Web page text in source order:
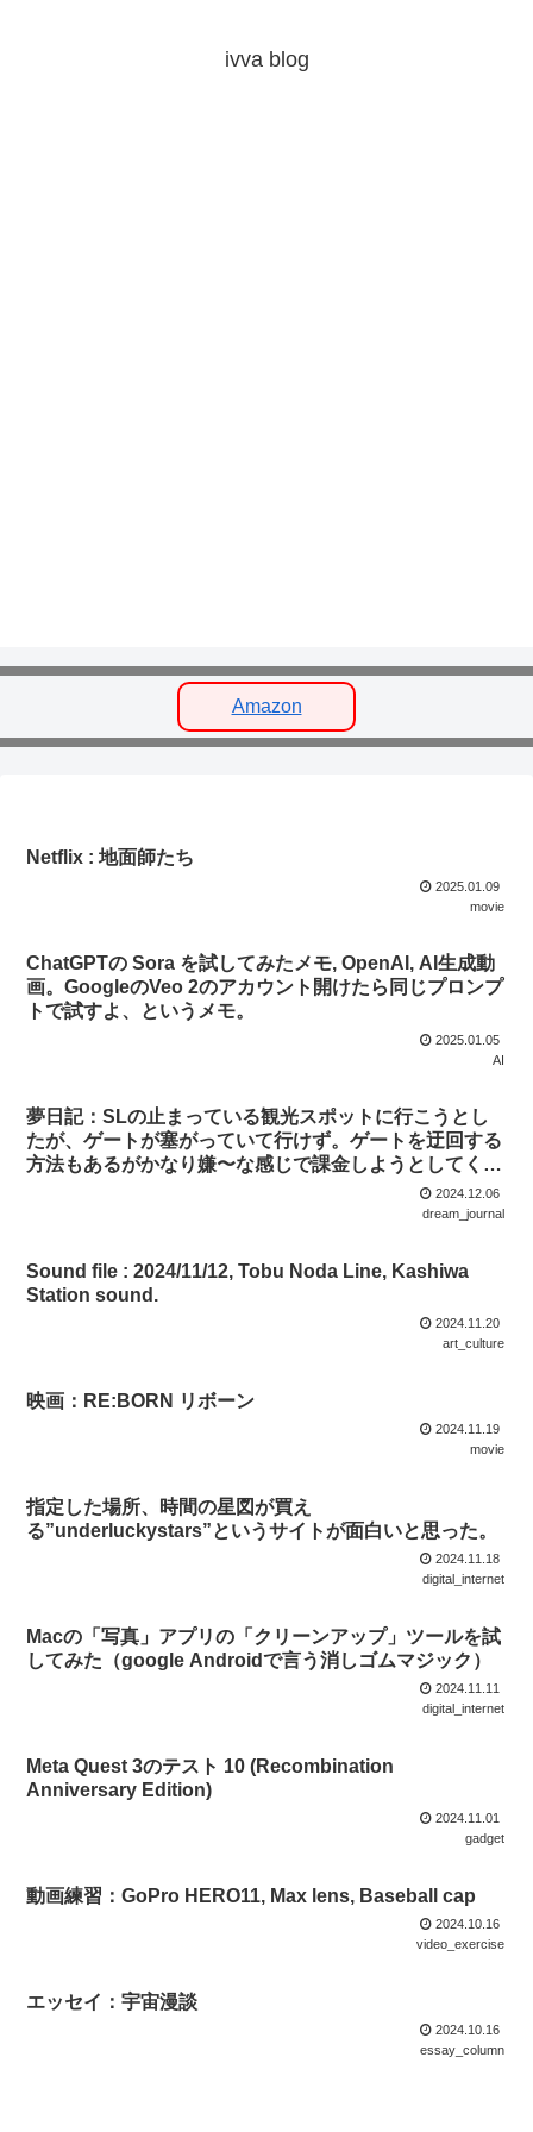
ivva blog
Amazon
Netflix : 地面師たち
2025.01.09
movie
ChatGPTの Sora を試してみたメモ, OpenAI, AI生成動
画。GoogleのVeo 2のアカウント開けたら同じプロンプ
トで試すよ、というメモ。
2025.01.05
AI
夢日記：SLの止まっている観光スポットに行こうとし
たが、ゲートが塞がっていて行けず。ゲートを迂回する
方法もあるがかなり嫌〜な感じで課金しようとしてく
2024.12.06
dream_journal
Sound file : 2024/11/12, Tobu Noda Line, Kashiwa
Station sound.
2024.11.20
art_culture
映画：RE:BORN リボーン
2024.11.19
movie
指定した場所、時間の星図が買え
る”underluckystars”というサイトが面白いと思った。
2024.11.18
digital_internet
Macの「写真」アプリの「クリーンアップ」ツールを試
してみた（google Androidで言う消しゴムマジック）
2024.11.11
digital_internet
Meta Quest 3のテスト 10 (Recombination
Anniversary Edition)
2024.11.01
gadget
動画練習：GoPro HERO11, Max lens, Baseball cap
2024.10.16
video_exercise
エッセイ：宇宙漫談
2024.10.16
essay_column